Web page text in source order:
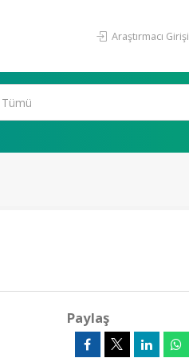
Araştırmacı Girişi
Paylaş